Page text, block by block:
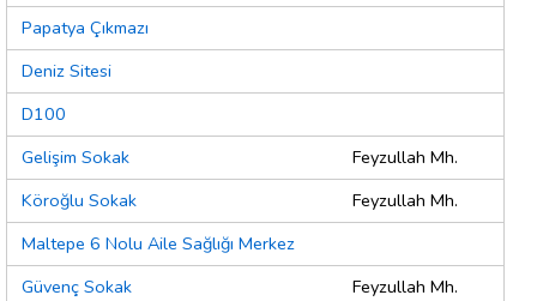
Papatya Çıkmazı
Deniz Sitesi
D100
Gelişim Sokak
Feyzullah Mh.
Köroğlu Sokak
Feyzullah Mh.
Maltepe 6 Nolu Aile Sağlığı Merkez
Güvenç Sokak
Feyzullah Mh.